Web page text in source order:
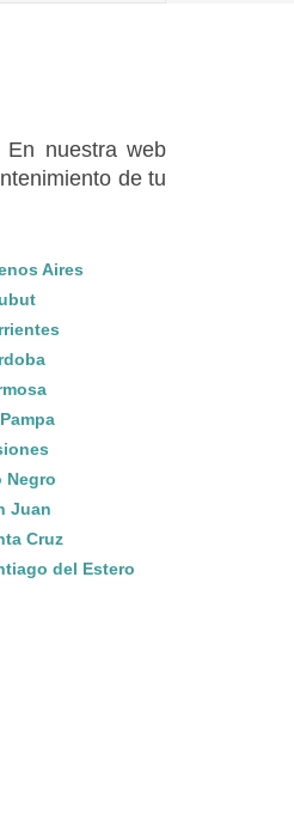
En nuestra web
de tu
Aires
Negro
Juan
Cruz
del Estero